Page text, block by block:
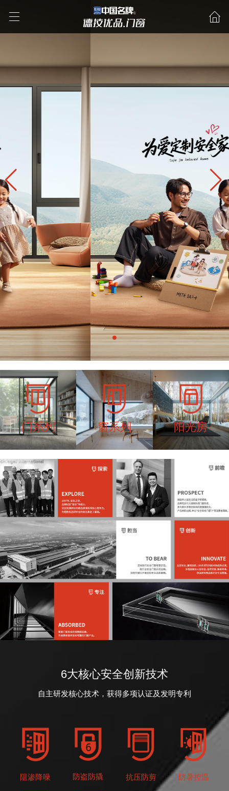
门系列 窗系列 阳光房
6大核心安全创新技术
自主研发核心技术，获得多项认证及发明专利
阻渗降噪 防盗防撬 抗压防剪 防暑控温